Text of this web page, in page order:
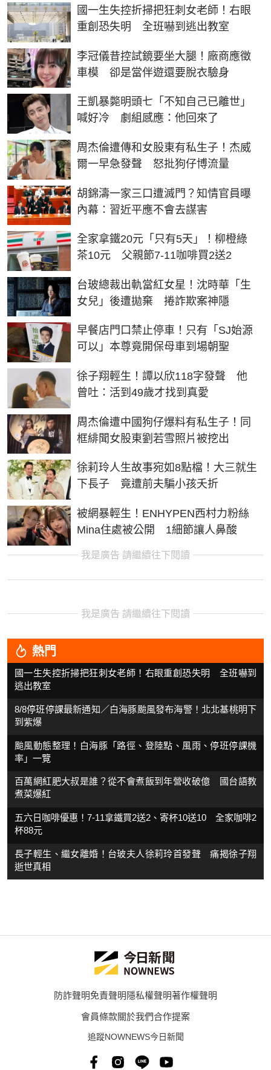
國一生失控折掃把狂刺女老師！右眼
重創恐失明 全班嚇到逃出教室
李冠儀昔控試鏡要坐大腿！廠商應徵
車模 卻是當伴遊還要脫衣驗身
王凱暴斃明頭七「不知自己已離世」
喊好冷 劇組感應：他回來了
周杰倫遭傳和女股東有私生子！杰威
爾一早急發聲 怒批狗仔博流量
胡錦濤一家三口遭滅門？知情官員曝
內幕：習近平應不會去謀害
全家拿鐵20元「只有5天」！柳橙綠
茶10元 父親節7-11咖啡買2送2
台玻總裁出軌當紅女星！沈時華「生
女兒」後遭拋棄 捲詐欺案神隱
早餐店門口禁止停車！只有「SJ始源
可以」本尊竟開保母車到場朝聖
徐子翔輕生！譚以欣118字發聲 他
曾吐：活到49歲才找到真愛
周杰倫遭中國狗仔爆料有私生子！同
框緋聞女股東劉若雪照片被挖出
徐莉玲人生故事宛如8點檔！大三就生
下長子 竟遭前夫騙小孩夭折
被網暴輕生！ENHYPEN西村力粉絲
Mina住處被公開 1細節讓人鼻酸
我是廣告 請繼續往下閱讀
我是廣告 請繼續往下閱讀
熱門
國一生失控折掃把狂刺女老師！右眼重創恐失明 全班嚇到
逃出教室
8/8停班停課最新通知／白海豚颱風發布海警！北北基桃明下
到紫爆
颱風動態整理！白海豚「路徑、登陸點、風雨、停班停課機
率」一覽
百萬網紅肥大叔是誰？從不會煮飯到年營收破億 國台語教
煮菜爆紅
五六日咖啡優惠！7-11拿鐵買2送2、寄杯10送10 全家咖啡2
杯88元
長子輕生、繼女離婚！台玻夫人徐莉玲首發聲 痛揭徐子翔
逝世真相
防詐聲明免責聲明隱私權聲明著作權聲明
會員條款關於我們合作提案
追蹤NOWNEWS今日新聞